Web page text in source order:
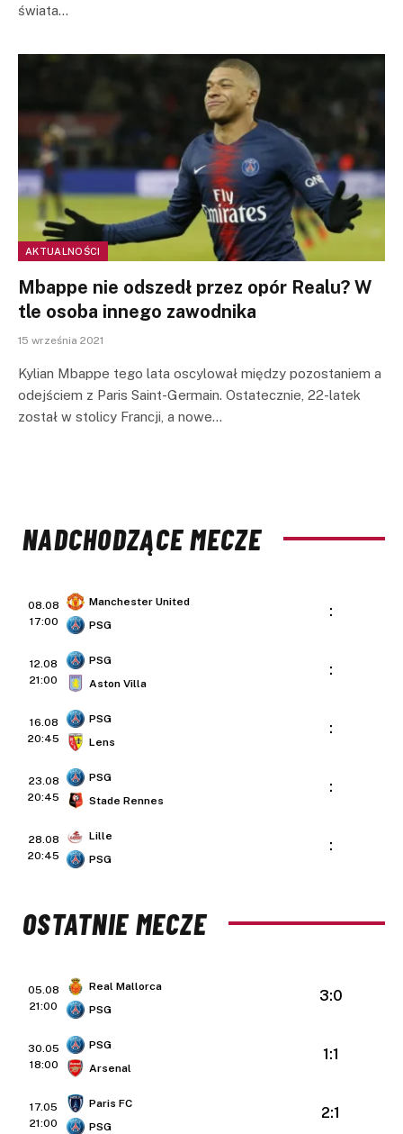
świata…
AKTUALNOŚCI
Mbappe nie odszedł przez opór Realu? W
tle osoba innego zawodnika
15 września 2021
Kylian Mbappe tego lata oscylował między pozostaniem a
odejściem z Paris Saint-Germain. Ostatecznie, 22-latek
został w stolicy Francji, a nowe…
NADCHODZĄCE MECZE
08.08
17:00
Manchester United
PSG
:
12.08
21:00
PSG
Aston Villa
:
16.08
20:45
PSG
Lens
:
23.08
20:45
PSG
Stade Rennes
:
28.08
20:45
Lille
PSG
:
OSTATNIE MECZE
05.08
21:00
Real Mallorca
PSG
3:0
30.05
18:00
PSG
Arsenal
1:1
17.05
21:00
Paris FC
PSG
2:1